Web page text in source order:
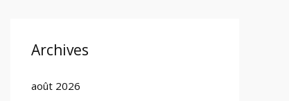
Archives
août 2026